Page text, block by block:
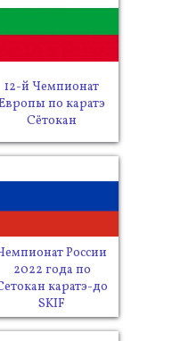
12-й Чемпионат
по каратэ
Сётокан
России
2022 года по
каратэ-до
SKIF